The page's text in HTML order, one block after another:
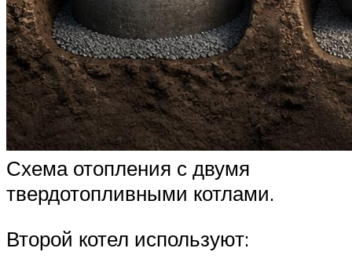
Схема отопления с двумя
твердотопливными котлами.
Второй котел используют: